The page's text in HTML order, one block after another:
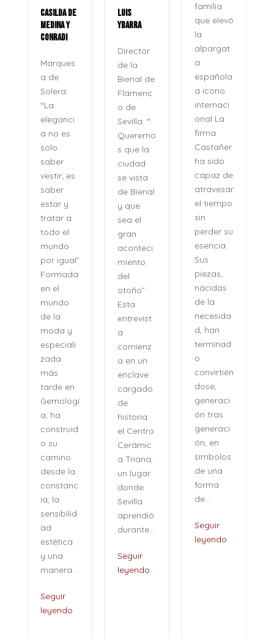
CASILDA DE
MEDINA Y
CONRADI
Marques
a de
Solera:
“La
eleganci
a no es
solo
saber
vestir; es
saber
estar y
tratar a
todo el
mundo
por igual”
Formada
en el
mundo
de la
moda y
especiali
zada
más
tarde en
Gemologí
a, ha
construid
o su
camino
desde la
constanc
ia, la
sensibilid
ad
estética
y una
manera...
Seguir
leyendo
LUIS
YBARRA
Director
de la
Bienal de
Flamenc
o de
Sevilla: “
Queremo
s que la
ciudad
se vista
de Bienal
y que
sea el
gran
aconteci
miento
del
otoño”
Esta
entrevist
a
comienz
a en un
enclave
cargado
de
historia:
el Centro
Cerámic
a Triana,
un lugar
donde
Sevilla
aprendió
durante...
Seguir
leyendo
familia
que elevó
la
alpargat
a
española
a icono
internaci
onal La
firma
Castañer
ha sido
capaz de
atravesar
el tiempo
sin
perder su
esencia.
Sus
piezas,
nacidas
de la
necesida
d, han
terminad
o
convirtién
dose,
generaci
ón tras
generaci
ón, en
símbolos
de una
forma
de...
Seguir
leyendo